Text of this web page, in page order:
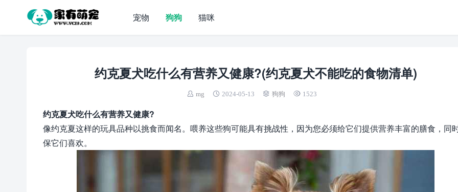
宠物 狗狗 猫咪
约克夏犬吃什么有营养又健康?(约克夏犬不能吃的食物清单)
mg 2024-05-13 狗狗 1523
约克夏犬吃什么有营养又健康?
像约克夏这样的玩具品种以挑食而闻名。喂养这些狗可能具有挑战性，因为您必须给它们提供营养丰富的膳食，同
保它们喜欢。